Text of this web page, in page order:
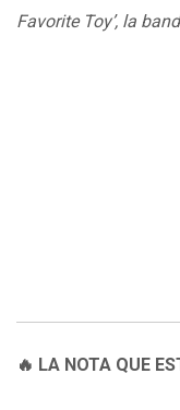
Favorite Toy’, la
🔥 LA NOTA QUE